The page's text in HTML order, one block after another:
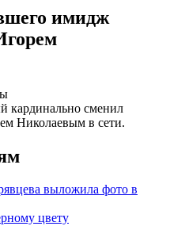
имидж
кардинально сменил
Николаевым в сети.
выложила фото в
цвету